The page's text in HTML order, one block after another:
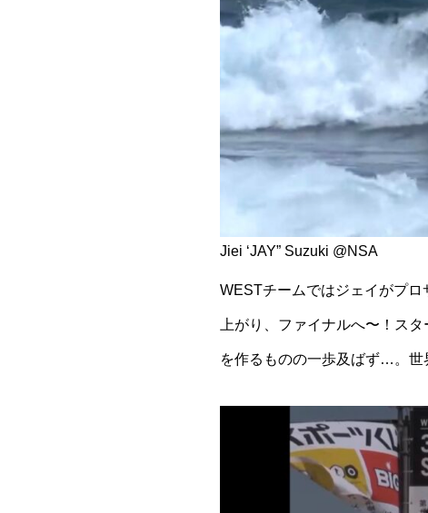
Jiei ‘JAY” Suzuki @NSA
WESTチームではジェイがプ
上がり、ファイナルへ〜！ス
を作るものの一歩及ばず…。世